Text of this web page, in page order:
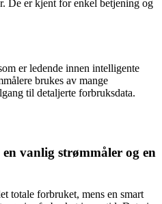
De er kjent for enkel betjening og
er ledende innen intelligente
brukes av mange
til detaljerte forbruksdata.
vanlig strømmåler og en
totale forbruket, mens en smart